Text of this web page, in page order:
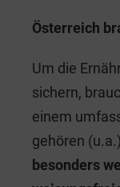
Österreich
Um die
sichern,
einem
gehören
besonders